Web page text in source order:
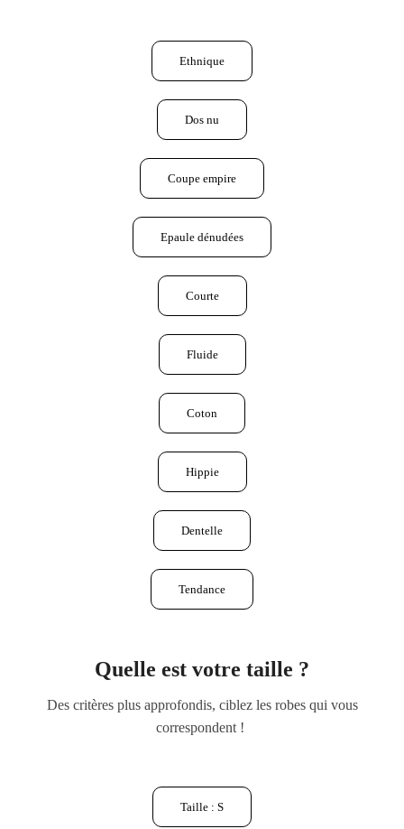
Ethnique
Dos nu
Coupe empire
Epaule dénudées
Courte
Fluide
Coton
Hippie
Dentelle
Tendance
Quelle est votre taille ?
Des critères plus approfondis, ciblez les robes qui vous
correspondent !
Taille : S